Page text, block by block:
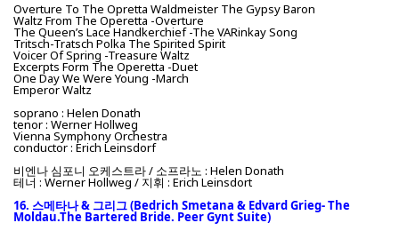
Overture To The Opretta Waldmeister The Gypsy Baron
Waltz From The Operetta -Overture
The Queen’s Lace Handkerchief -The VARinkay Song
Tritsch-Tratsch Polka The Spirited Spirit
Voicer Of Spring -Treasure Waltz
Excerpts Form The Operetta -Duet
One Day We Were Young -March
Emperor Waltz
soprano : Helen Donath
tenor : Werner Hollweg
Vienna Symphony Orchestra
conductor : Erich Leinsdorf
비엔나 심포니 오케스트라 / 소프라노 : Helen Donath
테너 : Werner Hollweg / 지휘 : Erich Leinsdort
16. 스메타나 & 그리그 (Bedrich Smetana & Edvard Grieg- The
Moldau.The Bartered Bride. Peer Gynt Suite)